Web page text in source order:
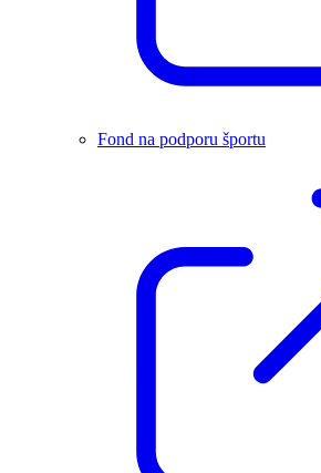
Fond na podporu športu